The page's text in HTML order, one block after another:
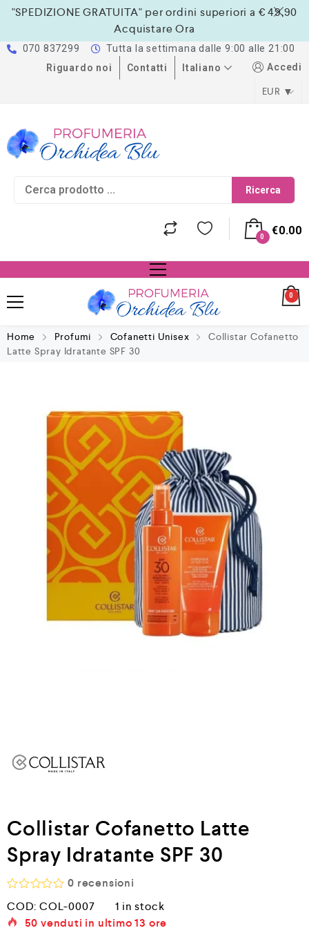
"SPEDIZIONE GRATUITA" per ordini superiori a € 49,90
Acquistare Ora
070 837299
Tutta la settimana dalle 9:00 alle 21:00
Riguardo noi
Contatti Italiano Accedi
EUR
Ricerca
0 €0.00
0
Home Profumi Cofanetti Unisex
Collistar Cofanetto
Latte Spray Idratante SPF 30
Collistar Cofanetto Latte
Spray Idratante SPF 30
a
l
0 recensioni
COD: COL-0007
1 in stock
50 venduti in ultimo13 ore